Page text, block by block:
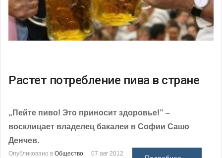
Растет потребление пива в стране
„Пейте пиво! Это приносит здоровье!” –
восклицает владелец бакалеи в Софии Сашо
Денчев.
Опубликовано в Общество 07 авг 2012